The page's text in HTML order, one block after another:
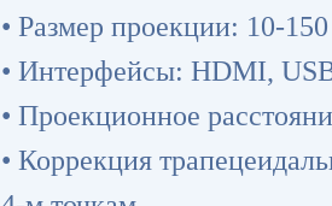
• Размер проекции: 10-
• Интерфейсы: HDMI,
• Проекционное
• Коррекция